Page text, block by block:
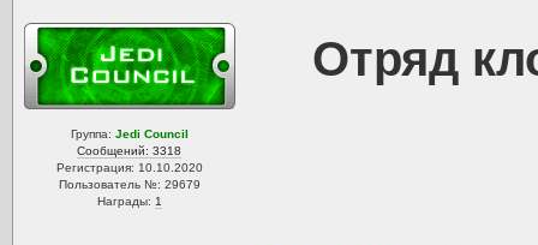
Группа: Jedi Council
Сообщений: 3318
Регистрация: 10.10.2020
Пользователь №: 29679
Награды: 1
Отряд